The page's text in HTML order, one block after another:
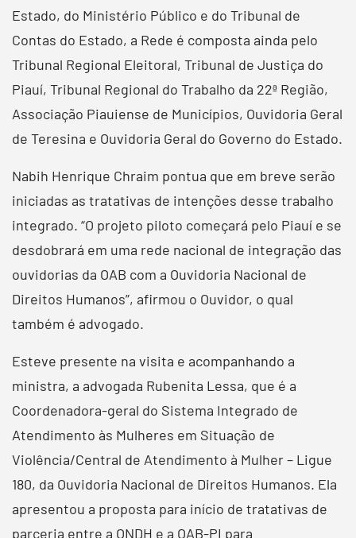
Estado, do Ministério Público e do Tribunal de
Contas do Estado, a Rede é composta ainda pelo
Tribunal Regional Eleitoral, Tribunal de Justiça do
Piauí, Tribunal Regional do Trabalho da 22ª Região,
Associação Piauiense de Municípios, Ouvidoria Geral
de Teresina e Ouvidoria Geral do Governo do Estado.
Nabih Henrique Chraim pontua que em breve serão
iniciadas as tratativas de intenções desse trabalho
integrado. “O projeto piloto começará pelo Piauí e se
desdobrará em uma rede nacional de integração das
ouvidorias da OAB com a Ouvidoria Nacional de
Direitos Humanos”, afirmou o Ouvidor, o qual
também é advogado.
Esteve presente na visita e acompanhando a
ministra, a advogada Rubenita Lessa, que é a
Coordenadora-geral do Sistema Integrado de
Atendimento às Mulheres em Situação de
Violência/Central de Atendimento à Mulher – Ligue
180, da Ouvidoria Nacional de Direitos Humanos. Ela
apresentou a proposta para início de tratativas de
parceria entre a ONDH e a OAB-PI para